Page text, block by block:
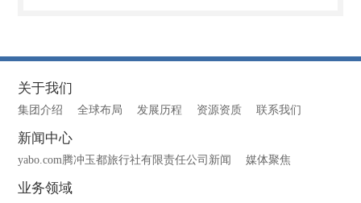
关于我们
集团介绍 全球布局 发展历程 资源资质 联系我们
新闻中心
yabo.com腾冲玉都旅行社有限责任公司新闻 媒体聚焦
业务领域